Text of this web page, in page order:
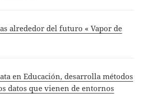
alrededor del futuro « Vapor de
en Educación, desarrolla métodos
datos que vienen de entornos